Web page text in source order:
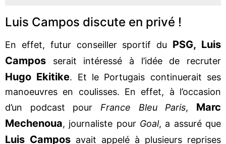
Luis Campos discute en privé !
En effet, futur conseiller sportif du PSG, Luis
Campos serait intéressé à l’idée de recruter
Hugo Ekitike. Et le Portugais continuerait ses
manoeuvres en coulisses. En effet, à l’occasion
d’un podcast pour France Bleu Paris, Marc
Mechenoua, journaliste pour Goal, a assuré que
Luis Campos avait appelé à plusieurs reprises